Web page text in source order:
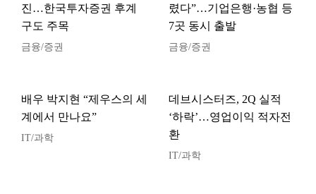
진…한국투자증권 후계
구도 주목
금융/증권
렸다”…기업은행·농협 등
7곳 동시 출발
금융/증권
배우 박지현 “제우스의 세
계에서 만나요”
IT/과학
데브시스터즈, 2Q 실적
‘하락’…영업이익 적자전
환
IT/과학